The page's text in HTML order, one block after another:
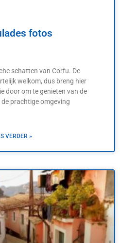
fotos
schatten van Corfu. De
welkom, dus breng hier
door om te genieten van de
de prachtige omgeving
VERDER »